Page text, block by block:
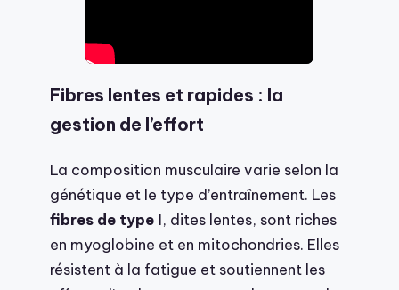
Fibres lentes et rapides : la
gestion de l’effort
La composition musculaire varie selon la
génétique et le type d’entraînement. Les
fibres de type I, dites lentes, sont riches
en myoglobine et en mitochondries. Elles
résistent à la fatigue et soutiennent les